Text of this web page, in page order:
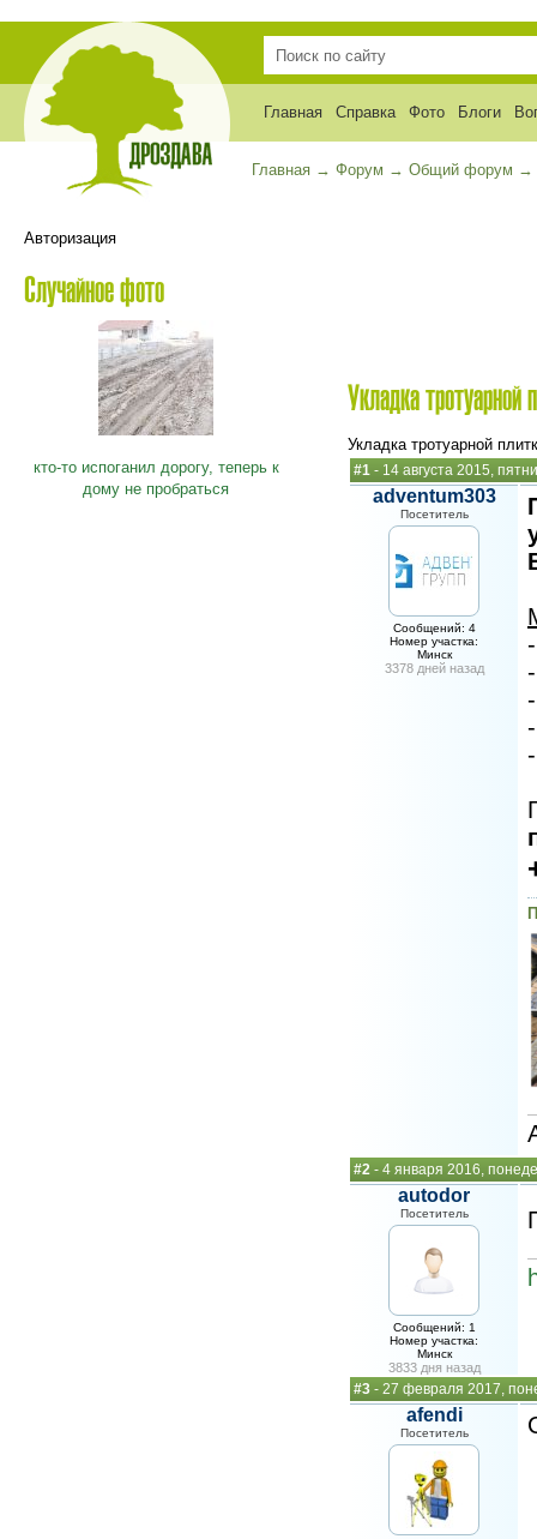
Главная Справка Фото Блоги
Авторизация
Главная → Форум → Общий форум →
Случайное фото
кто-то испоганил дорогу, теперь к
дому не пробраться
Укладка тротуарной
Укладка тротуарной
#1 - 14 августа 2015,
adventum303
Посетитель
Сообщений: 4
Номер участка:
Минск
3378 дней назад
#2 - 4 января 2016,
autodor
Посетитель
Сообщений: 1
Номер участка:
Минск
3833 дня назад
#3 - 27 февраля 2017,
afendi
Посетитель